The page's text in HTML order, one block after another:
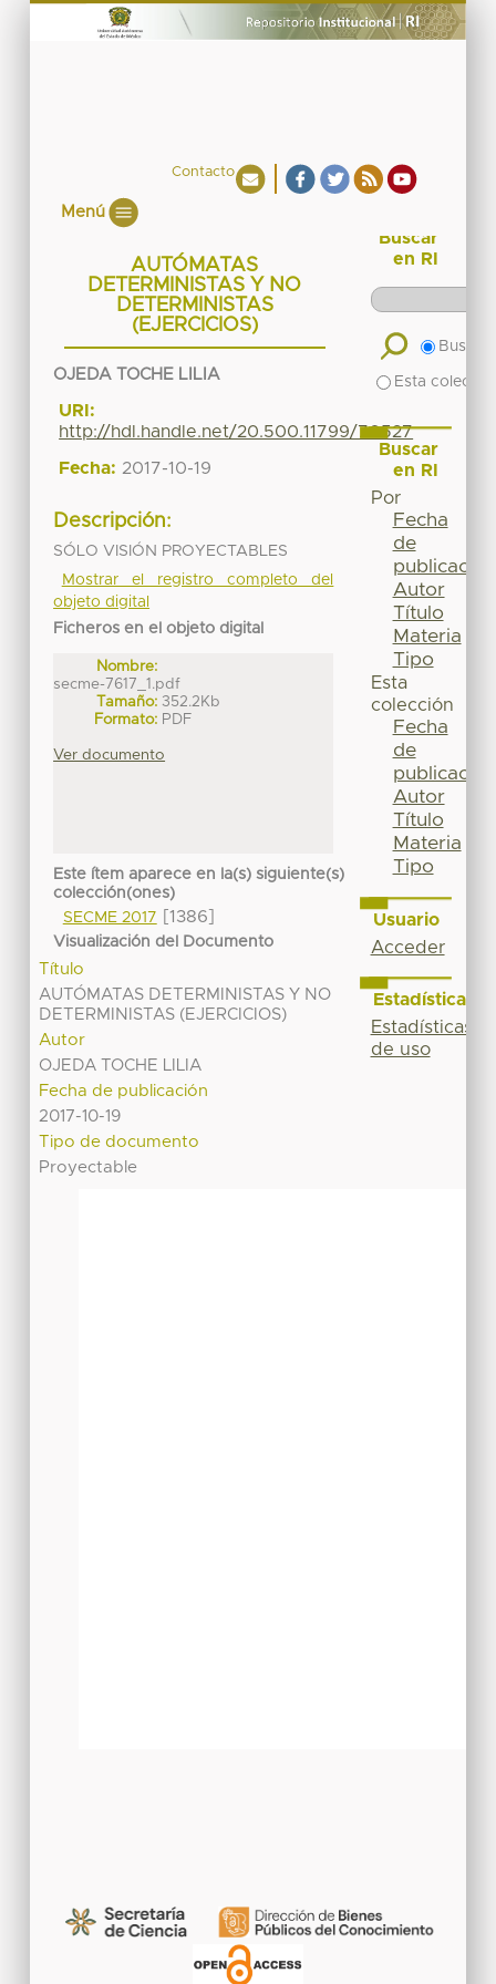
Contacto
Menú
AUTÓMATAS
DETERMINISTAS Y NO
DETERMINISTAS
(EJERCICIOS)
OJEDA TOCHE LILIA
URI:
http://hdl.handle.net/20.500.11799/70527
Fecha: 2017-10-19
Descripción:
SÓLO VISIÓN PROYECTABLES
Mostrar el registro completo del
objeto digital
Ficheros en el objeto digital
Nombre:
secme-7617_1.pdf
Tamaño: 352.2Kb
Formato: PDF
Ver documento
Este ítem aparece en la(s) siguiente(s)
colección(ones)
SECME 2017
[1386]
Visualización del Documento
Título
AUTÓMATAS DETERMINISTAS Y NO
DETERMINISTAS (EJERCICIOS)
Autor
OJEDA TOCHE LILIA
Fecha de publicación
2017-10-19
Tipo de documento
Proyectable
Buscar
en RI
Buscar
Esta
Buscar
en RI
Por
Fecha
de
publicación
Autor
Título
Materia
Tipo
Esta
colección
Fecha
de
publicación
Autor
Título
Materia
Tipo
Usuario
Acceder
Estadísticas
Estadísticas
de uso